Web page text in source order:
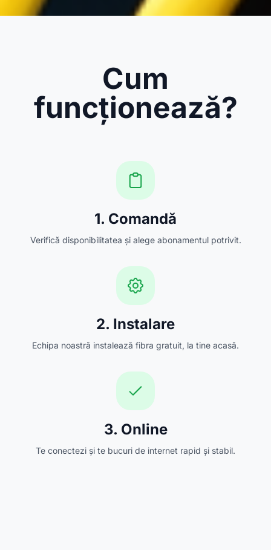
Cum
funcționează?
1. Comandă
Verifică disponibilitatea și alege abonamentul potrivit.
2. Instalare
Echipa noastră instalează fibra gratuit, la tine acasă.
3. Online
Te conectezi și te bucuri de internet rapid și stabil.